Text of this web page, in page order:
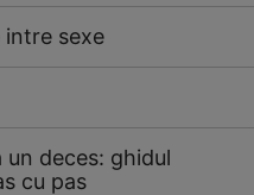
intre sexe
deces: ghidul
cu pas